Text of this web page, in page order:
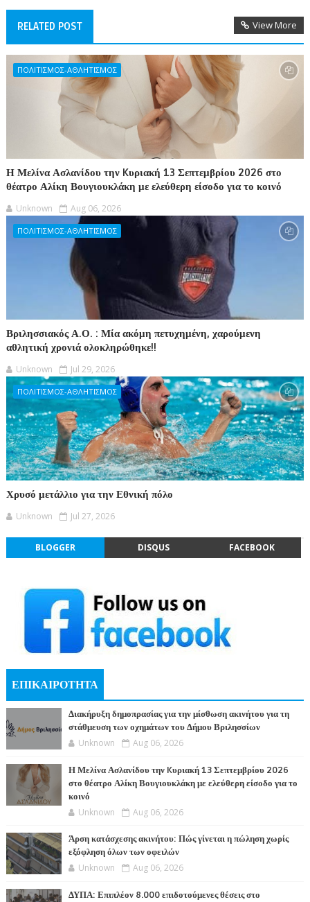
RELATED POST View More
ΠΟΛΙΤΙΣΜΟΣ-ΑΘΛΗΤΙΣΜΟΣ
Η Μελίνα Ασλανίδου την Kυριακή 13 Σεπτεμβρίου 2026 στο
θέατρο Αλίκη Βουγιουκλάκη με ελεύθερη είσοδο για το κοινό
Unknown Aug 06, 2026
ΠΟΛΙΤΙΣΜΟΣ-ΑΘΛΗΤΙΣΜΟΣ
Βριλησσιακός Α.Ο. : Μία ακόμη πετυχημένη, χαρούμενη
αθλητική χρονιά ολοκληρώθηκε!!
Unknown Jul 29, 2026
ΠΟΛΙΤΙΣΜΟΣ-ΑΘΛΗΤΙΣΜΟΣ
Χρυσό μετάλλιο για την Εθνική πόλο
Unknown Jul 27, 2026
BLOGGER DISQUS FACEBOOK
ΕΠΙΚΑΙΡΟΤΗΤΑ
Διακήρυξη δημοπρασίας για την μίσθωση ακινήτου για τη
στάθμευση των οχημάτων του Δήμου Βριλησσίων
Unknown Aug 06, 2026
Η Μελίνα Ασλανίδου την Kυριακή 13 Σεπτεμβρίου 2026
στο θέατρο Αλίκη Βουγιουκλάκη με ελεύθερη είσοδο για το
κοινό
Unknown Aug 06, 2026
Άρση κατάσχεσης ακινήτου: Πώς γίνεται η πώληση χωρίς
εξόφληση όλων των οφειλών
Unknown Aug 06, 2026
ΔΥΠΑ: Επιπλέον 8.000 επιδοτούμενες θέσεις στο